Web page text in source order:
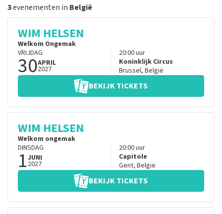
3evenementen in België
WIM HELSEN
Welkom Ongemak
VRIJDAG
30APRIL
2027
20:00uur
Koninklijk Circus
Brussel, België
BEKIJK TICKETS
WIM HELSEN
Welkom ongemak
DINSDAG
1JUNI
2027
20:00uur
Capitole
Gent, België
BEKIJK TICKETS